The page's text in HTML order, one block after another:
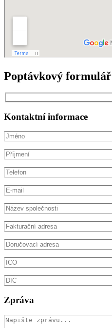
Poptávkový formulář
Kontaktní informace
Zpráva